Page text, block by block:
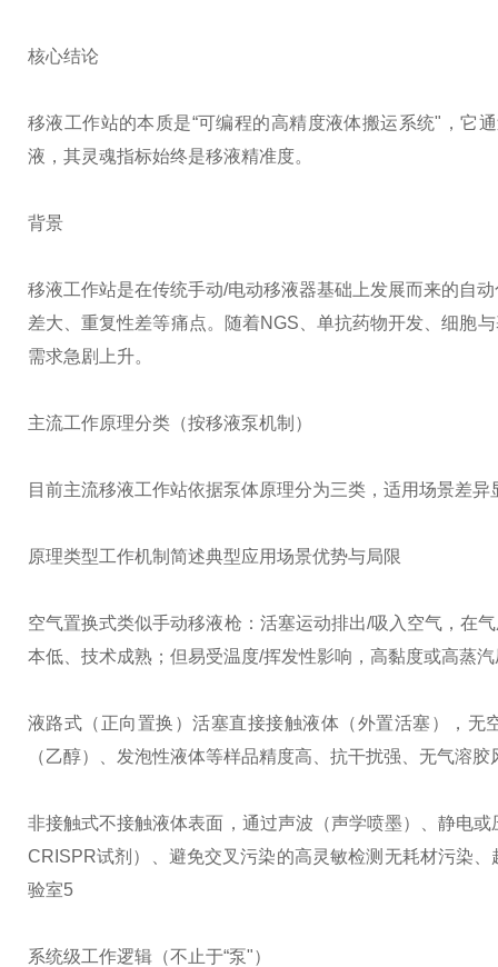
核心结论
移液工作站的本质是“可编程的高精度液体搬运系统"，它
液，其灵魂指标始终是移液精准度。
背景
移液工作站是在传统手动/电动移液器基础上发展而来的自
差大、重复性差等痛点。随着NGS、单抗药物开发、细胞
需求急剧上升。
主流工作原理分类（按移液泵机制）
目前主流移液工作站依据泵体原理分为三类，适用场景差异
原理类型工作机制简述典型应用场景优势与局限
空气置换式类似手动移液枪：活塞运动排出/吸入空气，在
本低、技术成熟；但易受温度/挥发性影响，高黏度或高蒸
液路式（正向置换）活塞直接接触液体（外置活塞），无
（乙醇）、发泡性液体等样品精度高、抗干扰强、无气溶
非接触式不接触液体表面，通过声波（声学喷墨）、静电
CRISPR试剂）、避免交叉污染的高灵敏检测 无耗材污染
验室5
系统级工作逻辑（不止于“泵"）